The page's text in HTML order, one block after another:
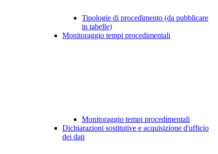
Tipologie di procedimento (da pubblicare
in tabelle)
Monitoraggio tempi procedimentali
Monitoraggio tempi procedimentali
Dichiarazioni sostitutive e acquisizione d'ufficio
dei dati